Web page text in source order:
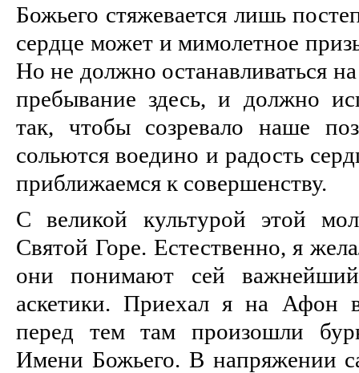
Божьего стяжевается лишь
сердце может и мимолетное
Но не должно останавливаться
пребывание здесь, и должно
так, чтобы созревало наше
сольются воедино и радость
приближаемся к совершенству.
С великой культурой этой
Святой Горе. Естественно, я
они понимают сей важнейший
аскетики. Приехал я на Афон
перед тем там произошли
Имени Божьего. В напряжении